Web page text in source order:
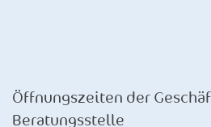
Öffnungszeiten der
Beratungsstelle